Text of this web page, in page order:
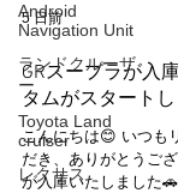
Android
Navigation Unit
ランドクルーザ
ー
Toyota Land
cruiser
レクサス
5 日前
GRスープラが入
タムがスタートし
こんにちは😊 いつも